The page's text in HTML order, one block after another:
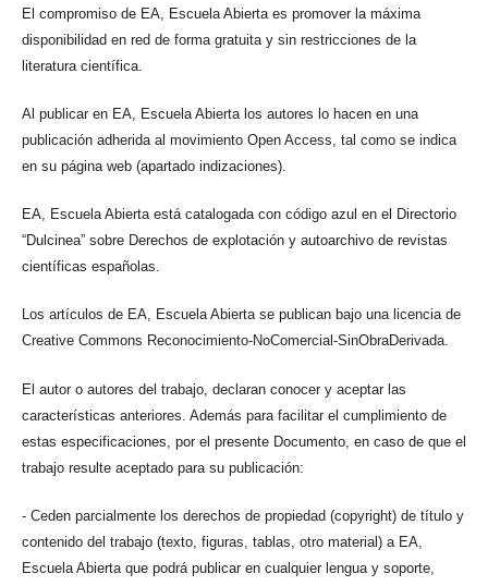
El compromiso de EA, Escuela Abierta es promover la máxima
disponibilidad en red de forma gratuita y sin restricciones de la
literatura científica.
Al publicar en EA, Escuela Abierta los autores lo hacen en una
publicación adherida al movimiento Open Access, tal como se indica
en su página web (apartado indizaciones).
EA, Escuela Abierta está catalogada con código azul en el Directorio
“Dulcinea” sobre Derechos de explotación y autoarchivo de revistas
científicas españolas.
Los artículos de EA, Escuela Abierta se publican bajo una licencia de
Creative Commons Reconocimiento-NoComercial-SinObraDerivada.
El autor o autores del trabajo, declaran conocer y aceptar las
características anteriores. Además para facilitar el cumplimiento de
estas especificaciones, por el presente Documento, en caso de que el
trabajo resulte aceptado para su publicación:
- Ceden parcialmente los derechos de propiedad (copyright) de título y
contenido del trabajo (texto, figuras, tablas, otro material) a EA,
Escuela Abierta que podrá publicar en cualquier lengua y soporte,